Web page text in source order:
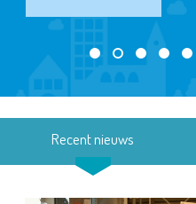
Recent nieuws